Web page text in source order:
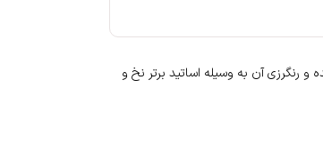
رنگرزی آن به وسیله اساتید برتر نخ و